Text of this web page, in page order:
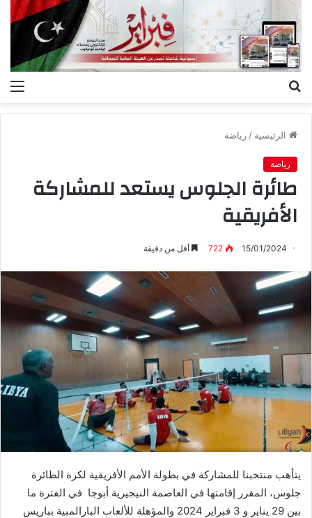
الرئيسية / رياضة
رياضة
طائرة الجلوس يستعد للمشاركة
الأفريقية
15/01/2024
722 أقل من دقيقة
يتأهب منتخبنا للمشاركة في بطولة الأمم الأفريقية لكرة الطائرة
جلوس، المقرر إقامتها في العاصمة النيجيرية أبوجا في الفترة ما
بين 29 يناير و 3 فبراير 2024 والمؤهلة للألعاب البارالمبية بباريس